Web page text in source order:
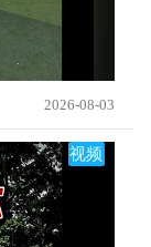
2026-08-03
视频